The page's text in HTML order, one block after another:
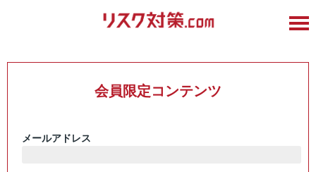
会員限定コンテンツ
メールアドレス